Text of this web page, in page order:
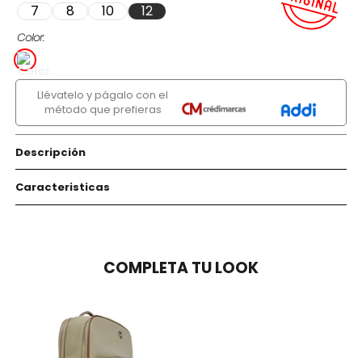
7 8 10 12
Color
Llévatelo y págalo con el
método que prefieras
Descripción
Caracteristicas
COMPLETA TU LOOK